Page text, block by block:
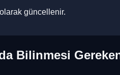
güncellenir.
Bilinmesi